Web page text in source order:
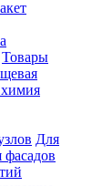
Товары
Для
фасадов